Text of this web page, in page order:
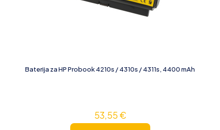
Baterija za HP Probook 4210s / 4310s / 4311s, 4400 mAh
53,55 €